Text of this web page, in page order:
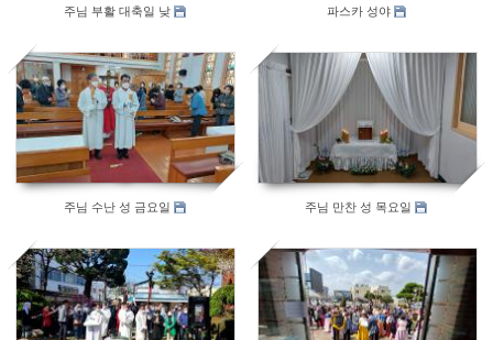
주님 부활 대축일 낮 파스카 성야
522
주님 수난 성 금요일
440
주님 만찬 성 목요일
527 548